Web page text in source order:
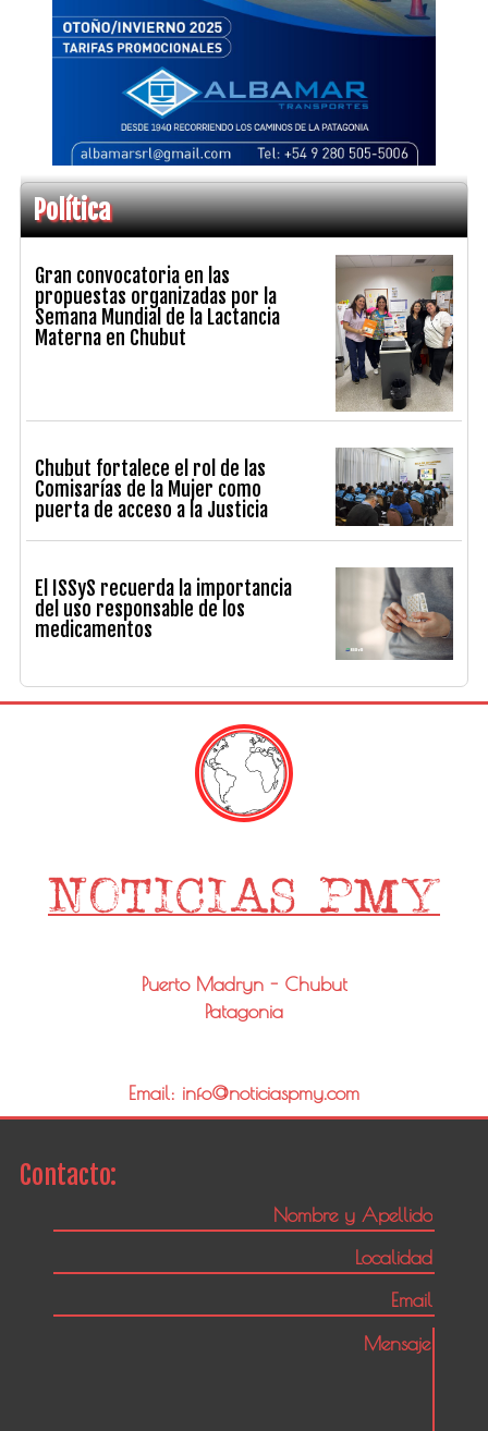
Política
Gran convocatoria en las
propuestas organizadas por la
Semana Mundial de la Lactancia
Materna en Chubut
Chubut fortalece el rol de las
Comisarías de la Mujer como
puerta de acceso a la Justicia
El ISSyS recuerda la importancia
del uso responsable de los
medicamentos
Puerto Madryn - Chubut
Patagonia
Email: info@noticiaspmy.com
Contacto: